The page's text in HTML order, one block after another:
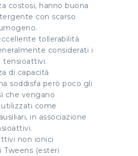
costosi, hanno buona
con scarso
tollerabilità
considerati i
tensioattivi.
di capacità
soddisfa però poco gli
che vengano
come
in associazione
non ionici
Tweens (esteri